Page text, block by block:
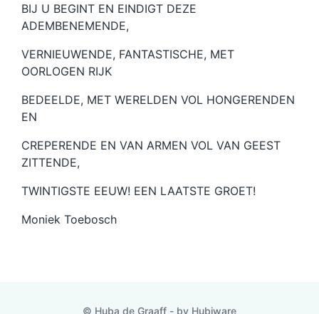
BIJ U BEGINT EN EINDIGT DEZE
ADEMBENEMENDE,
VERNIEUWENDE, FANTASTISCHE, MET
OORLOGEN RIJK
BEDEELDE, MET WERELDEN VOL HONGERENDEN
EN
CREPERENDE EN VAN ARMEN VOL VAN GEEST
ZITTENDE,
TWINTIGSTE EEUW! EEN LAATSTE GROET!
Moniek Toebosch
© Huba de Graaff - by Hubiware